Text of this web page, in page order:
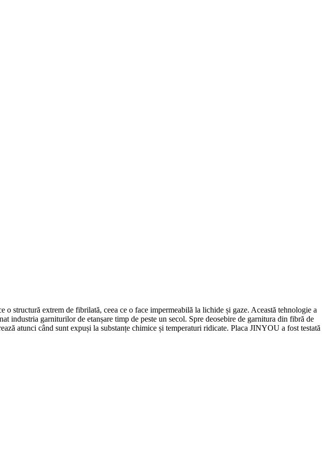
structură extrem de fibrilată, ceea ce o face impermeabilă la lichide și gaze. Această tehnologie a
industria garniturilor de etanșare timp de peste un secol. Spre deosebire de garnitura din fibră de
atunci când sunt expuși la substanțe chimice și temperaturi ridicate. Placa JINYOU a fost testată